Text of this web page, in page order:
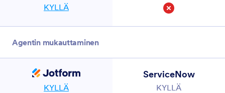
KYLLÄ
Agentin mukauttaminen
KYLLÄ
ServiceNow
KYLLÄ